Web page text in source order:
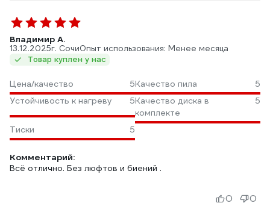
Владимир А.
13.12.2025г. СочиОпыт использования: Менее месяца
Товар куплен у нас
Цена/качество 5Качество пила
5
Устойчивость к нагреву
5Качество диска в
комплекте
5
Тиски 5
Комментарий:
Всё отлично. Без люфтов и биений .
0 0